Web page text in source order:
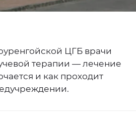
ЦГБ врачи
терапии — лечение
и как проходит